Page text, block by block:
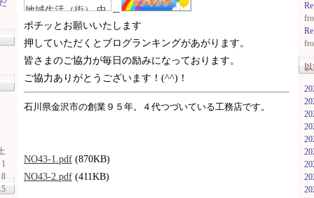
1
8
ポチッとお願いいたします
押していただくとブログランキングがあがります。
皆さまのご協力が毎日の励みになっております。
ご協力ありがとうございます！(^^)！
石川県金沢市の創業９５年。４代つづいている工務店です。
NO43-1.pdf (870KB)
NO43-2.pdf (411KB)